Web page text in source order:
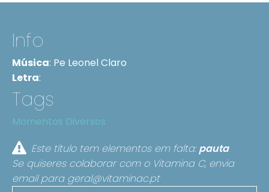
Info
Música: Pe Leonel Claro
Letra:
Tags
Momentos Diversos
Este título tem elementos em falta:pauta
Se quiseres colaborar com o Vitamina C, envia
email para geral@vitaminac.pt